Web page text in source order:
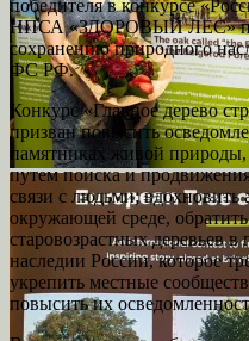
победителя в конкурсе
НПСА «ЗДОРОВЫЙ ЛЕС»
сохранению природного
ФС РФ.
Конкурс «Главное дерево
призван повысить
памятниках живой
путем поиска и
связи с людьми; вдохновить
окружающей среде,
старовозрастных деревьев
наследии России, которое
укрепить местные
повысить их